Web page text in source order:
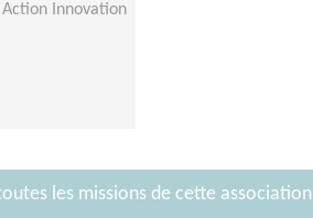
Innovation
les missions de cette association